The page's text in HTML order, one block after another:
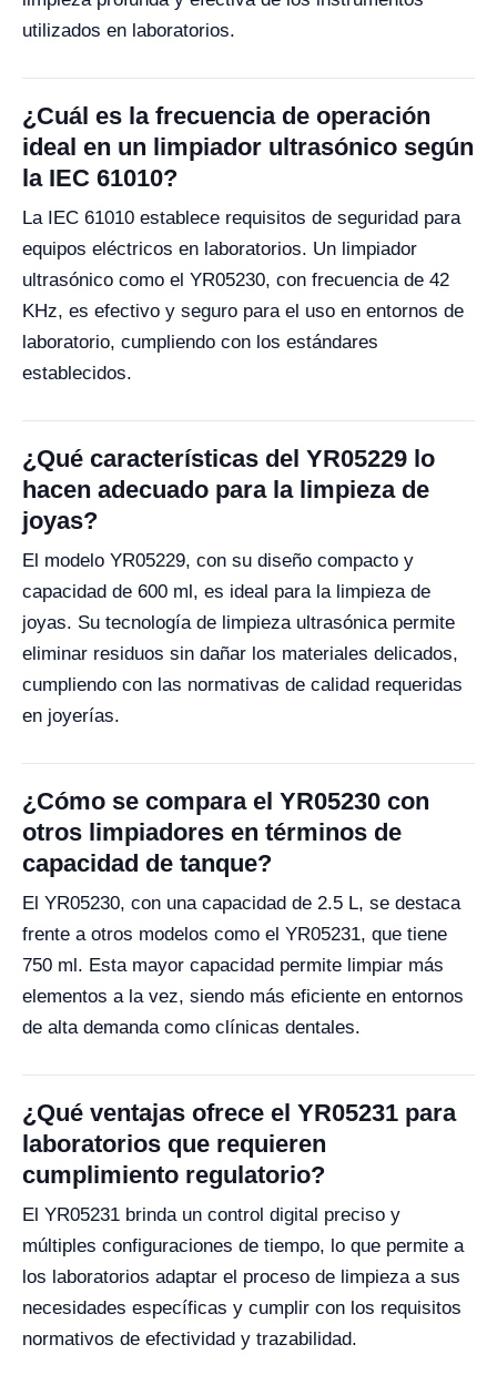
utilizados en laboratorios.
¿Cuál es la frecuencia de operación
ideal en un limpiador ultrasónico según
la IEC 61010?
La IEC 61010 establece requisitos de seguridad para
equipos eléctricos en laboratorios. Un limpiador
ultrasónico como el YR05230, con frecuencia de 42
KHz, es efectivo y seguro para el uso en entornos de
laboratorio, cumpliendo con los estándares
establecidos.
¿Qué características del YR05229 lo
hacen adecuado para la limpieza de
joyas?
El modelo YR05229, con su diseño compacto y
capacidad de 600 ml, es ideal para la limpieza de
joyas. Su tecnología de limpieza ultrasónica permite
eliminar residuos sin dañar los materiales delicados,
cumpliendo con las normativas de calidad requeridas
en joyerías.
¿Cómo se compara el YR05230 con
otros limpiadores en términos de
capacidad de tanque?
El YR05230, con una capacidad de 2.5 L, se destaca
frente a otros modelos como el YR05231, que tiene
750 ml. Esta mayor capacidad permite limpiar más
elementos a la vez, siendo más eficiente en entornos
de alta demanda como clínicas dentales.
¿Qué ventajas ofrece el YR05231 para
laboratorios que requieren
cumplimiento regulatorio?
El YR05231 brinda un control digital preciso y
múltiples configuraciones de tiempo, lo que permite a
los laboratorios adaptar el proceso de limpieza a sus
necesidades específicas y cumplir con los requisitos
normativos de efectividad y trazabilidad.